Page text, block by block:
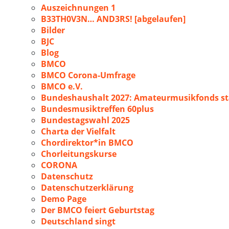
Auszeichnungen 1
B33TH0V3N… AND3RS! [abgelaufen]
Bilder
BJC
Blog
BMCO
BMCO Corona-Umfrage
BMCO e.V.
Bundeshaushalt 2027: Amateurmusikfonds
Bundesmusiktreffen 60plus
Bundestagswahl 2025
Charta der Vielfalt
Chordirektor*in BMCO
Chorleitungskurse
CORONA
Datenschutz
Datenschutzerklärung
Demo Page
Der BMCO feiert Geburtstag
Deutschland singt